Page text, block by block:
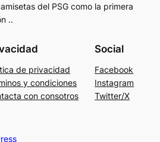
del PSG como la primera
..
de privacidad
y condiciones
con consotros
Social
Facebook
Instagram
Twitter/X